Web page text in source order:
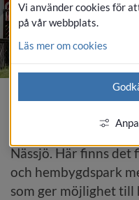
Malmåkra |
Malmåkra ligger i
Nässjö. Här finns
och hembygdspark
som ger möjlighet till
Vi använder cookies för
på vår webbplats.
Läs mer om cookies